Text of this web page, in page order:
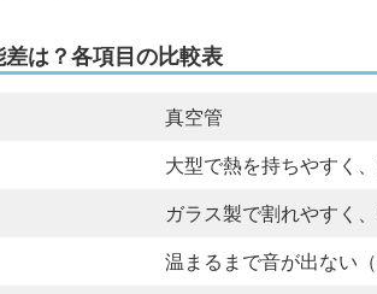
は？各項目の比較表
真空管
大型で熱を持ちやすく
ガラス製で割れやすく
温まるまで音が出ない